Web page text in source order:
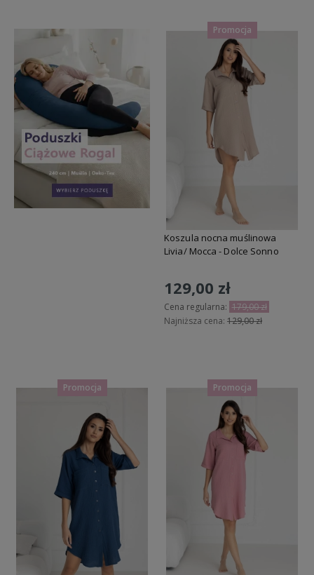
Koszula nocna muślinowa
Livia/ Mocca - Dolce Sonno
129,00 zł
Cena regularna: 179,00 zł
Najniższa cena: 129,00 zł
Promocja
Promocja Promocja